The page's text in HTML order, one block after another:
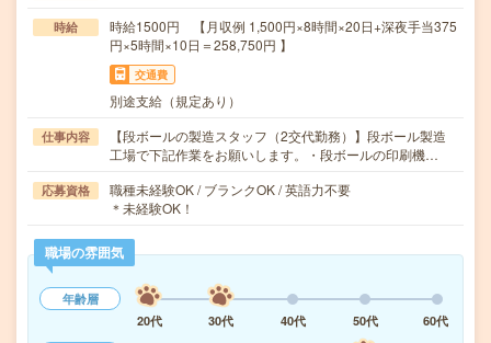
時給
時給1500円 【月収例 1,500円×8時間×20日+深夜手当375
円×5時間×10日＝258,750円 】
交通費
別途支給（規定あり）
仕事内容
【段ボールの製造スタッフ（2交代勤務）】段ボール製造
工場で下記作業をお願いします。・段ボールの印刷機…
応募資格
職種未経験OK / ブランクOK / 英語力不要
＊未経験OK！
職場の雰囲気
年齢層
20代
30代 40代 50代
60代